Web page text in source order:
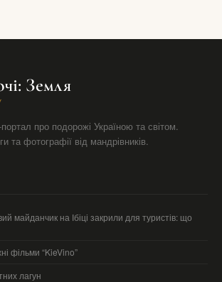
Земля
про подорожі Україною та світом.
та фотографії від мандрівників.
майданчик на Ібіці закрили для туристів: що
фільми “KieVino”
лагун